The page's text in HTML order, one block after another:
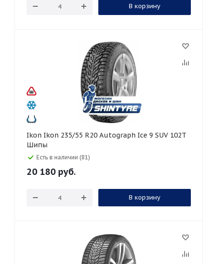
В корзину
Ikon Ikon 235/55 R20 Autograph Ice 9 SUV 102T
Шипы
Есть в наличии (81)
20 180 руб.
В корзину